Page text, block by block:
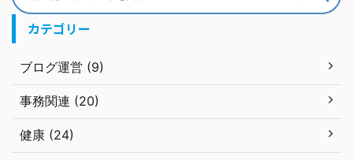
カテゴリー
ブログ運営 (9)
事務関連 (20)
健康 (24)